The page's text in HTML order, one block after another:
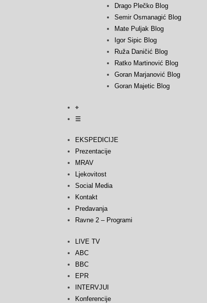
Drago Plečko Blog
Semir Osmanagić Blog
Mate Puljak Blog
Igor Sipic Blog
Ruža Daničić Blog
Ratko Martinović Blog
Goran Marjanović Blog
Goran Majetic Blog
⌖
☰
EKSPEDICIJE
Prezentacije
MRAV
Ljekovitost
Social Media
Kontakt
Predavanja
Ravne 2 – Programi
LIVE TV
ABC
BBC
EPR
INTERVJUI
Konferencije